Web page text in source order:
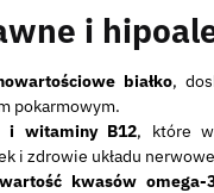
i
białko,
pokarmowym.
i witaminy B12, które
i zdrowie układu
kwasów omega-